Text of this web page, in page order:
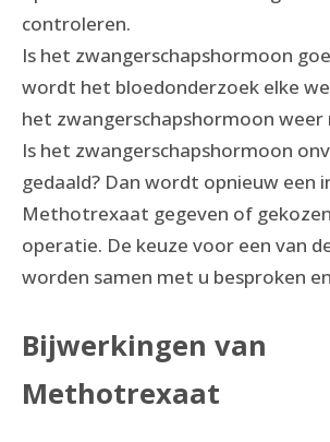
controleren.
Is het zwangerschapshormoon
wordt het bloedonderzoek elke
het zwangerschapshormoon weer
Is het zwangerschapshormoon
gedaald? Dan wordt opnieuw een
Methotrexaat gegeven of
operatie. De keuze voor een van
worden samen met u besproken
Bijwerkingen van
Methotrexaat